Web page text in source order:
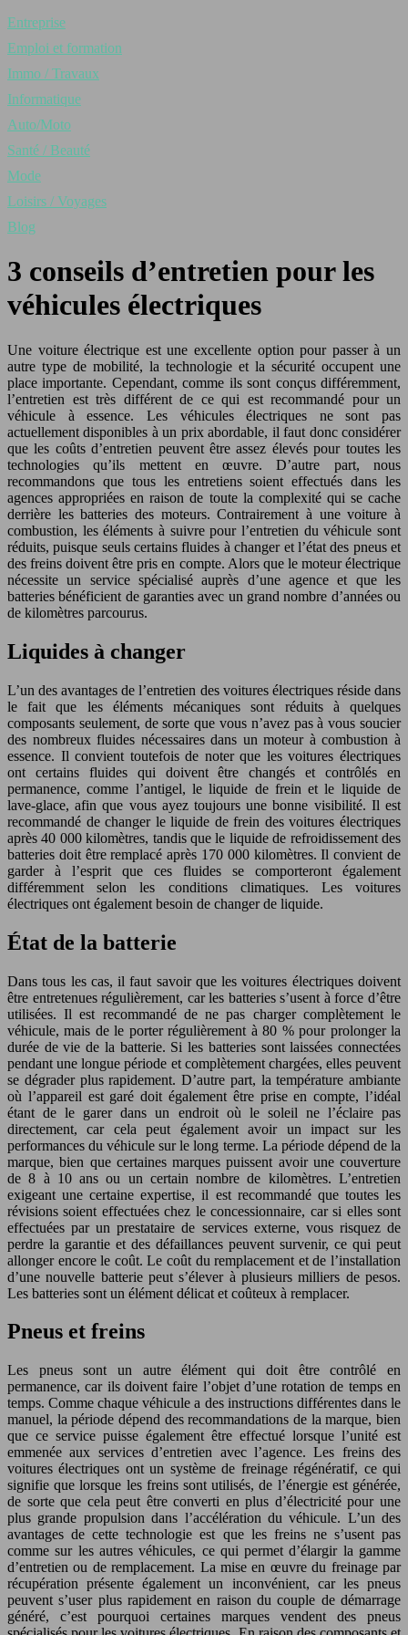
Entreprise
Emploi et formation
Immo / Travaux
Informatique
Auto/Moto
Santé / Beauté
Mode
Loisirs / Voyages
Blog
3 conseils d’entretien pour les
véhicules électriques
Une voiture électrique est une excellente option pour passer à un
autre type de mobilité, la technologie et la sécurité occupent une
place importante. Cependant, comme ils sont conçus différemment,
l’entretien est très différent de ce qui est recommandé pour un
véhicule à essence. Les véhicules électriques ne sont pas
actuellement disponibles à un prix abordable, il faut donc considérer
que les coûts d’entretien peuvent être assez élevés pour toutes les
technologies qu’ils mettent en œuvre. D’autre part, nous
recommandons que tous les entretiens soient effectués dans les
agences appropriées en raison de toute la complexité qui se cache
derrière les batteries des moteurs. Contrairement à une voiture à
combustion, les éléments à suivre pour l’entretien du véhicule sont
réduits, puisque seuls certains fluides à changer et l’état des pneus et
des freins doivent être pris en compte. Alors que le moteur électrique
nécessite un service spécialisé auprès d’une agence et que les
batteries bénéficient de garanties avec un grand nombre d’années ou
de kilomètres parcourus.
Liquides à changer
L’un des avantages de l’entretien des voitures électriques réside dans
le fait que les éléments mécaniques sont réduits à quelques
composants seulement, de sorte que vous n’avez pas à vous soucier
des nombreux fluides nécessaires dans un moteur à combustion à
essence. Il convient toutefois de noter que les voitures électriques
ont certains fluides qui doivent être changés et contrôlés en
permanence, comme l’antigel, le liquide de frein et le liquide de
lave-glace, afin que vous ayez toujours une bonne visibilité. Il est
recommandé de changer le liquide de frein des voitures électriques
après 40 000 kilomètres, tandis que le liquide de refroidissement des
batteries doit être remplacé après 170 000 kilomètres. Il convient de
garder à l’esprit que ces fluides se comporteront également
différemment selon les conditions climatiques. Les voitures
électriques ont également besoin de changer de liquide.
État de la batterie
Dans tous les cas, il faut savoir que les voitures électriques doivent
être entretenues régulièrement, car les batteries s’usent à force d’être
utilisées. Il est recommandé de ne pas charger complètement le
véhicule, mais de le porter régulièrement à 80 % pour prolonger la
durée de vie de la batterie. Si les batteries sont laissées connectées
pendant une longue période et complètement chargées, elles peuvent
se dégrader plus rapidement. D’autre part, la température ambiante
où l’appareil est garé doit également être prise en compte, l’idéal
étant de le garer dans un endroit où le soleil ne l’éclaire pas
directement, car cela peut également avoir un impact sur les
performances du véhicule sur le long terme. La période dépend de la
marque, bien que certaines marques puissent avoir une couverture
de 8 à 10 ans ou un certain nombre de kilomètres. L’entretien
exigeant une certaine expertise, il est recommandé que toutes les
révisions soient effectuées chez le concessionnaire, car si elles sont
effectuées par un prestataire de services externe, vous risquez de
perdre la garantie et des défaillances peuvent survenir, ce qui peut
allonger encore le coût. Le coût du remplacement et de l’installation
d’une nouvelle batterie peut s’élever à plusieurs milliers de pesos.
Les batteries sont un élément délicat et coûteux à remplacer.
Pneus et freins
Les pneus sont un autre élément qui doit être contrôlé en
permanence, car ils doivent faire l’objet d’une rotation de temps en
temps. Comme chaque véhicule a des instructions différentes dans le
manuel, la période dépend des recommandations de la marque, bien
que ce service puisse également être effectué lorsque l’unité est
emmenée aux services d’entretien avec l’agence. Les freins des
voitures électriques ont un système de freinage régénératif, ce qui
signifie que lorsque les freins sont utilisés, de l’énergie est générée,
de sorte que cela peut être converti en plus d’électricité pour une
plus grande propulsion dans l’accélération du véhicule. L’un des
avantages de cette technologie est que les freins ne s’usent pas
comme sur les autres véhicules, ce qui permet d’élargir la gamme
d’entretien ou de remplacement. La mise en œuvre du freinage par
récupération présente également un inconvénient, car les pneus
peuvent s’user plus rapidement en raison du couple de démarrage
généré, c’est pourquoi certaines marques vendent des pneus